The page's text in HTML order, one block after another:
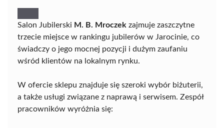
Salon Jubilerski M. B. Mroczek zajmuje zaszczytne
trzecie miejsce w rankingu jubilerów w Jarocinie, co
świadczy o jego mocnej pozycji i dużym zaufaniu
wśród klientów na lokalnym rynku.
W ofercie sklepu znajduje się szeroki wybór biżuterii,
a także usługi związane z naprawą i serwisem. Zespół
pracowników wyróżnia się: